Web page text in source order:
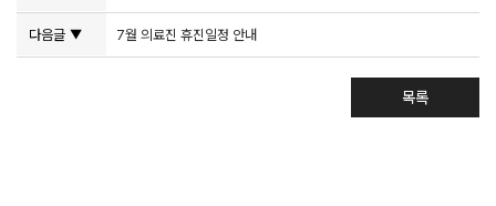
다음글 ▼ 7월 의료진 휴진일정 안내
목록